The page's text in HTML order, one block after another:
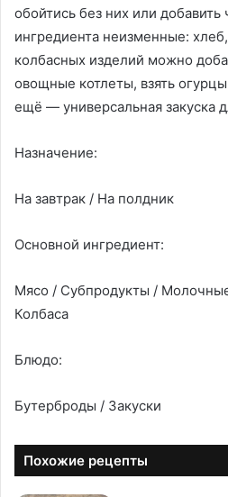
обойтись без них или добавить
ингредиента неизменные:
колбасных изделий можно
овощные котлеты, взять
ещё — универсальная закуска
Назначение:
На завтрак / На полдник
Основной ингредиент:
Мясо / Субпродукты /
Колбаса
Блюдо:
Бутерброды / Закуски
Похожие рецепты